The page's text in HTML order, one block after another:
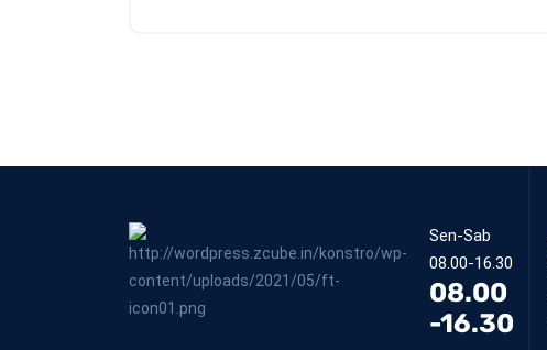
Sen-Sab
08.00-16.30
08.00
-16.30